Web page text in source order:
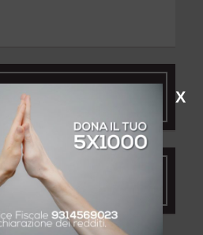
RIVIVE
DI ZANOTTO
DI AVVENTO 2014
X